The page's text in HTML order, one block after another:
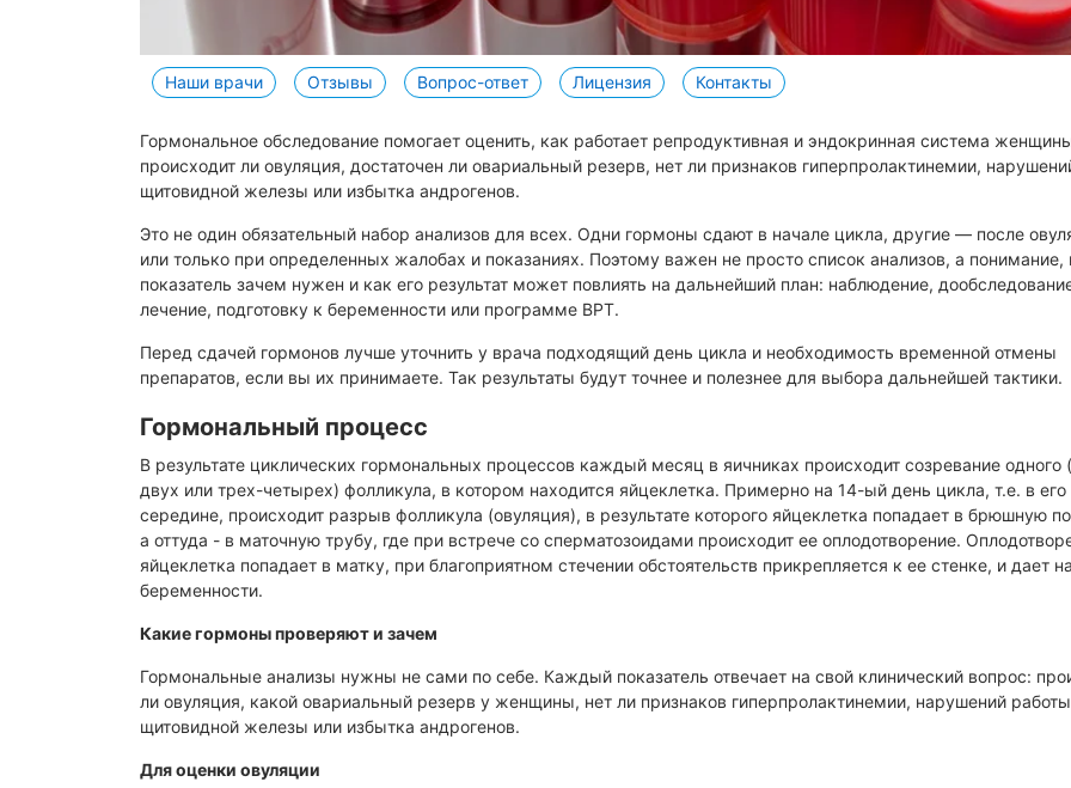
УЗИ органов брюшной полости
Доплер УЗИ при беременности
УЗИ лимфатических узлов
УЗИ молочных желез
УЗИ мочевого пузыря
УЗИ органов малого таза у мужчин
УЗИ почек
УЗИ предстательной железы
УЗИ при беременности
УЗИ трансвагинальное органов
малого таза
Фолликулометрия
Программы ЭКО
ЭКО в естественном цикле
ЭКО по ОМС
IVM
Короткий протокол ЭКО
ЭКО с двойной стимуляцией
ЭКО базовое
Преимплантационная
генетическая диагностика (ПГД)
ПГД эмбриона при ЭКО
ЭКО, ИКСИ, ПИКСИ
Экстракорпоральное
оплодотворение
Стимуляция овуляции
Трансвагинальная пункция яичников
Забор яйцеклетки для ЭКО
Перенос эмбрионов при ЭКО
ИКСИ оплодотворение
ИКСИ высокого разрешения
ИМСИ, ПИКСИ
Биопсия яичка (TESE, TESA)
Искусственное оплодотворение
Анализы для ЭКО
Обследование для ЭКО
Генетическое обследование
Консультация врача-генетика
тромбофилии
Акушерство и ведение
беременности
Анализ на хромосомную патологию
плода
Ведение беременности после ЭКО
беременных
Зондирование полости матки
Наши врачи Отзывы Вопрос-ответ Лицензия Контакты
Гормональное обследование помогает оценить, как работает репродуктивная и эндокринная система
происходит ли овуляция, достаточен ли овариальный резерв, нет ли признаков гиперпролактинемии,
щитовидной железы или избытка андрогенов.
Это не один обязательный набор анализов для всех. Одни гормоны сдают в начале цикла, другие — после
или только при определенных жалобах и показаниях. Поэтому важен не просто список анализов, а понимание,
показатель зачем нужен и как его результат может повлиять на дальнейший план: наблюдение,
лечение, подготовку к беременности или программе ВРТ.
Перед сдачей гормонов лучше уточнить у врача подходящий день цикла и необходимость временной отмены
препаратов, если вы их принимаете. Так результаты будут точнее и полезнее для выбора дальнейшей тактики.
Гормональный процесс
В результате циклических гормональных процессов каждый месяц в яичниках происходит созревание одного
двух или трех-четырех) фолликула, в котором находится яйцеклетка. Примерно на 14-ый день цикла, т.е. в его
середине, происходит разрыв фолликула (овуляция), в результате которого яйцеклетка попадает в брюшную
а оттуда - в маточную трубу, где при встрече со сперматозоидами происходит ее оплодотворение.
яйцеклетка попадает в матку, при благоприятном стечении обстоятельств прикрепляется к ее стенке, и дает
беременности.
Какие гормоны проверяют и зачем
Гормональные анализы нужны не сами по себе. Каждый показатель отвечает на свой клинический вопрос:
ли овуляция, какой овариальный резерв у женщины, нет ли признаков гиперпролактинемии, нарушений работы
щитовидной железы или избытка андрогенов.
Для оценки овуляции